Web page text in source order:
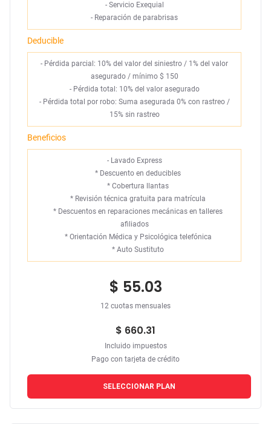
- Servicio Exequial
- Reparación de parabrisas
Deducible
- Pérdida parcial: 10% del valor del siniestro / 1% del valor
asegurado / mínimo $ 150
- Pérdida total: 10% del valor asegurado
- Pérdida total por robo: Suma asegurada 0% con rastreo /
15% sin rastreo
Beneficios
- Lavado Express
* Descuento en deducibles
* Cobertura llantas
* Revisión técnica gratuita para matrícula
* Descuentos en reparaciones mecánicas en talleres
afiliados
* Orientación Médica y Psicológica telefónica
* Auto Sustituto
$ 55.03
12 cuotas mensuales
$ 660.31
Incluido impuestos
Pago con tarjeta de crédito
SELECCIONAR PLAN